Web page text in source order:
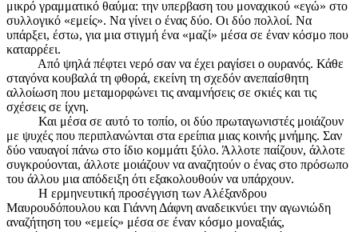
μικρό γραμματικό θαύμα: την υπερβαση του μοναχικού «εγώ» στο
συλλογικό «εμείς». Να γίνει ο ένας δύο. Οι δύο πολλοί. Να
υπάρξει, έστω, για μια στιγμή ένα «μαζί» μέσα σε έναν κόσμο που
καταρρέει.
Από ψηλά πέφτει νερό σαν να έχει ραγίσει ο ουρανός. Κάθε
σταγόνα κουβαλά τη φθορά, εκείνη τη σχεδόν ανεπαίσθητη
αλλοίωση που μεταμορφώνει τις αναμνήσεις σε σκιές και τις
σχέσεις σε ίχνη.
Και μέσα σε αυτό το τοπίο, οι δύο πρωταγωνιστές μοιάζουν
με ψυχές που περιπλανώνται στα ερείπια μιας κοινής μνήμης. Σαν
δύο ναυαγοί πάνω στο ίδιο κομμάτι ξύλο. Άλλοτε παίζουν, άλλοτε
συγκρούονται, άλλοτε μοιάζουν να αναζητούν ο ένας στο πρόσωπο
του άλλου μια απόδειξη ότι εξακολουθούν να υπάρχουν.
Η ερμηνευτική προσέγγιση των Αλέξανδρου
Μαυρουδόπουλου και Γιάννη Δάφνη αναδεικνύει την αγωνιώδη
αναζήτηση του «εμείς» μέσα σε έναν κόσμο μοναξιάς,